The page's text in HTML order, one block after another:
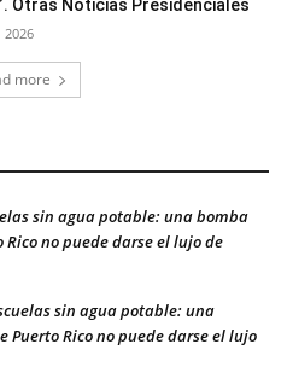
Otras Noticias Presidenciales
2026
more
sin agua potable: una bomba
no puede darse el lujo de
sin agua potable: una
Rico no puede darse el lujo